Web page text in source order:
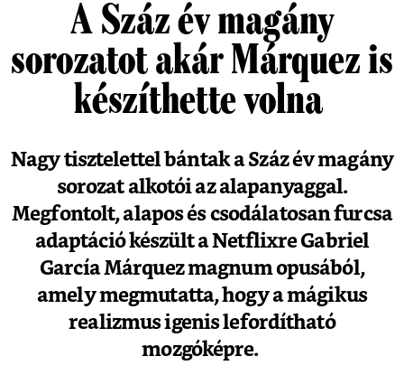
A Száz év magány
sorozatot akár Márquez is
készíthette volna
Nagy tisztelettel bántak a Száz év magány
sorozat alkotói az alapanyaggal.
Megfontolt, alapos és csodálatosan furcsa
adaptáció készült a Netflixre Gabriel
García Márquez magnum opusából,
amely megmutatta, hogy a mágikus
realizmus igenis lefordítható
mozgóképre.